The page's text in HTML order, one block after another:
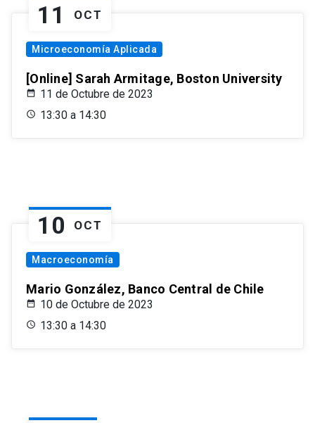
11 OCT
Microeconomía Aplicada
[Online] Sarah Armitage, Boston University
11 de Octubre de 2023
13:30 a 14:30
10 OCT
Macroeconomía
Mario González, Banco Central de Chile
10 de Octubre de 2023
13:30 a 14:30